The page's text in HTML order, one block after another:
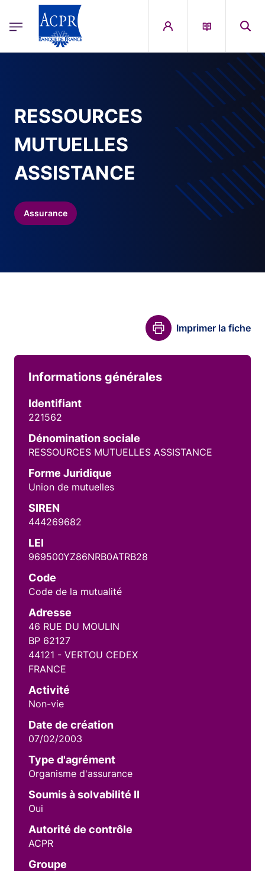
ACPR Menu Principal (French)
RESSOURCES
MUTUELLES
ASSISTANCE
Assurance
Imprimer la fiche
Informations générales
Identifiant
221562
Dénomination sociale
RESSOURCES MUTUELLES ASSISTANCE
Forme Juridique
Union de mutuelles
SIREN
444269682
LEI
969500YZ86NRB0ATRB28
Code
Code de la mutualité
Adresse
46 RUE DU MOULIN
BP 62127
44121 - VERTOU CEDEX
FRANCE
Activité
Non-vie
Date de création
07/02/2003
Type d'agrément
Organisme d'assurance
Soumis à solvabilité II
Oui
Autorité de contrôle
ACPR
Groupe